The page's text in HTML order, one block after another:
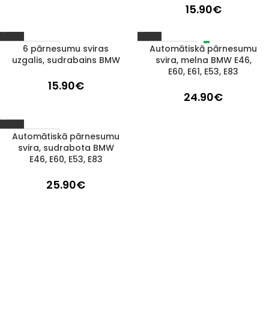
15.90€
1–3 D. D.
6 pārnesumu sviras
uzgalis, sudrabains BMW
15.90€
IZPĀRDOTS
Automātiskā pārnesumu
svira, melna BMW E46,
E60, E61, E53, E83
24.90€
1–3 D. D.
Automātiskā pārnesumu
svira, sudrabota BMW
E46, E60, E53, E83
25.90€